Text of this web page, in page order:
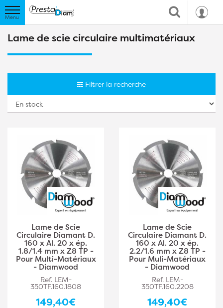
Lame de scie circulaire multimatériaux
Filtrer la recherche
Lame de Scie
Circulaire Diamant D.
160 x Al. 20 x ép.
1.8/1.4 mm x Z8 TP -
Pour Multi-Matériaux
- Diamwood
Ref. LEM-
350TF.160.1808
149,40€
Lame de Scie
Circulaire Diamant D.
160 x Al. 20 x ép.
2.2/1.6 mm x Z8 TP -
Pour Muli-Matériaux
- Diamwood
Ref. LEM-
350TF.160.2208
149,40€